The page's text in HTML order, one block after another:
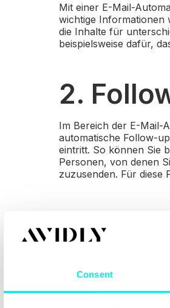
Consent
Mit einer E-Mail-
wichtige Informationen
die Inhalte für
beispielsweise dafür,
2.
Im Bereich der E-Mail-
automatische Follow-
eintritt. So können Sie
Personen, von denen
zuzusenden. Für diese
3.
Media
automatisiert werden.